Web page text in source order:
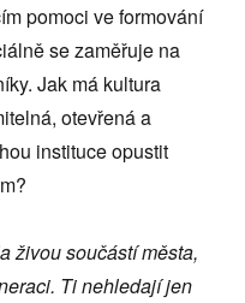
pomoci ve formování
se zaměřuje na
Jak má kultura
otevřená a
instituce opustit
živou součástí města,
Ti nehledají jen